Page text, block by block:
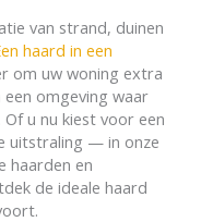
van strand, duinen
haard in een
om uw woning extra
omgeving waar
u nu kiest voor een
uitstraling — in onze
haarden en
de ideale haard